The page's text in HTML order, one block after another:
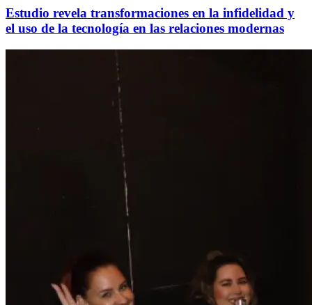
Estudio revela transformaciones en la infidelidad y
el uso de la tecnología en las relaciones modernas